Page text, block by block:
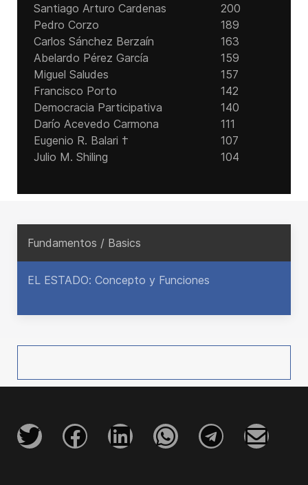
Santiago Arturo Cardenas
200
Pedro Corzo
189
Carlos Sánchez Berzaín
163
Abelardo Pérez García
159
Miguel Saludes
157
Francisco Porto
142
Democracia Participativa
140
Darío Acevedo Carmona
111
Eugenio R. Balari †
107
Julio M. Shiling
104
Fundamentos / Basics
EL ESTADO: Concepto y Funciones